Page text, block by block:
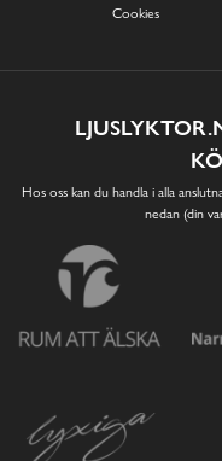
Cookies
Hos oss kan du handla i alla
nedan (din